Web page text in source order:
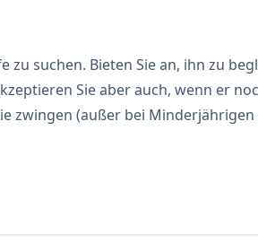
suchen. Bieten Sie an, ihn zu
Sie aber auch, wenn er
zwingen (außer bei